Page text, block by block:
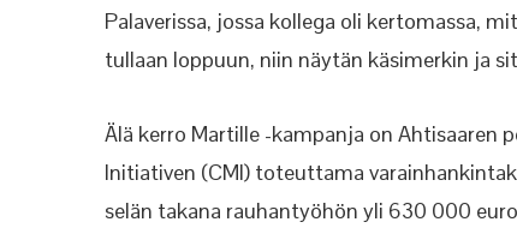
Palaverissa, jossa kollega oli kertomassa,
tullaan loppuun, niin näytän käsimerkin ja
Älä kerro Martille -kampanja on
Initiativen (CMI) toteuttama
selän takana rauhantyöhön yli 630 000